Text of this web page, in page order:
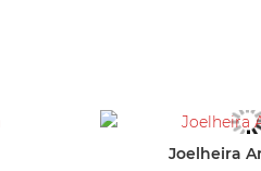
Joelheira